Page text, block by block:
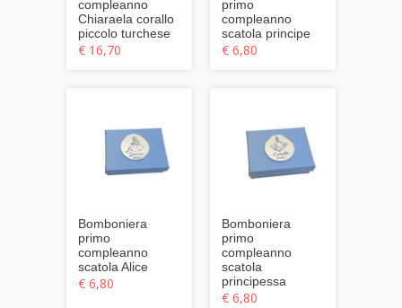
compleanno
Chiaraela corallo
piccolo turchese
€ 16,70
primo
compleanno
scatola principe
€ 6,80
Bomboniera
primo
compleanno
scatola Alice
€ 6,80
Bomboniera
primo
compleanno
scatola
principessa
€ 6,80